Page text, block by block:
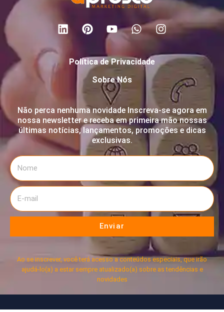
Política de Privacidade
Sobre Nós
Não perca nenhuma novidade Inscreva-se agora em
nossa newsletter e receba em primeira mão nossas
últimas notícias, lançamentos, promoções e dicas
exclusivas.
Enviar
Ao se inscrever, você terá acesso a conteúdos especiais, que irão
ajudá-lo(a) a estar sempre atualizado(a) sobre as tendências e
novidades